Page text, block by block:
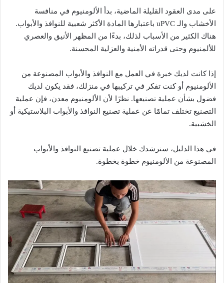
على مدى العقود القليلة الماضية، بدأ الألومنيوم في منافسة
الأخشاب والـ uPVC باعتبارها المادة الأكثر شعبية للنوافذ والأبواب.
هناك الكثير من الأسباب لذلك، بدءًا من المظهر الأنيق والعصري
للألمنيوم وحتى قدراته الأمنية والعزلية المحسنة.
إذا كانت لديك خبرة في العمل مع النوافذ والأبواب المصنوعة من
الألومنيوم أو كنت تفكر في تركيبها في منزلك، فقد يكون لديك
فضول بشأن عملية تصنيعها. نظرًا لأن الألومنيوم معدن، فإن عملية
التصنيع تختلف تمامًا عن عملية تصنيع النوافذ والأبواب البلاستيكية أو
الخشبية.
في هذا الدليل، سنرشدك خلال عملية تصنيع النوافذ والأبواب
المصنوعة من الألومنيوم خطوة بخطوة.